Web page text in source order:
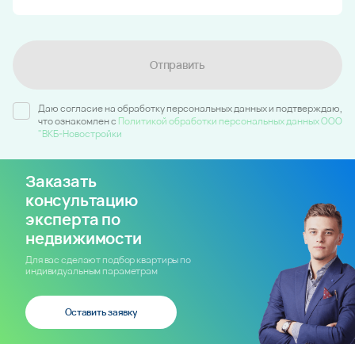
Отправить
Даю согласие на обработку персональных данных и подтверждаю,
что ознакомлен c Политикой обработки персональных данных ООО
"ВКБ-Новостройки
Заказать
консультацию
эксперта по
недвижимости
Для вас сделают подбор квартиры по
индивидуальным параметрам
Оставить заявку